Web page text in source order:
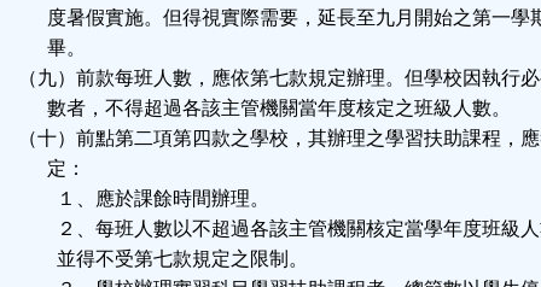
度暑假實施。但得視實際需要，延長至九月開始之第一學
畢。
（九）前款每班人數，應依第七款規定辦理。但學校因執行
數者，不得超過各該主管機關當年度核定之班級人數。
（十）前點第二項第四款之學校，其辦理之學習扶助課程，
定：
１、應於課餘時間辦理。
２、每班人數以不超過各該主管機關核定當學年度班級人
並得不受第七款規定之限制。